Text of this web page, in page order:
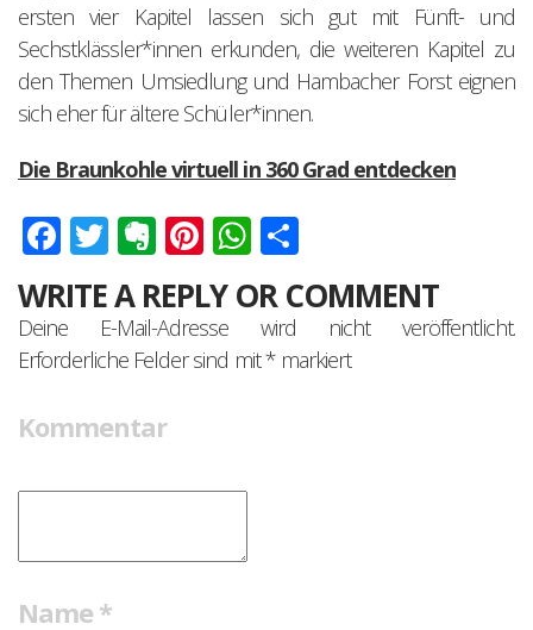
ersten vier Kapitel lassen sich gut mit Fünft- und
Sechstklässler*innen erkunden, die weiteren Kapitel zu
den Themen Umsiedlung und Hambacher Forst eignen
sich eher für ältere Schüler*innen.
Die Braunkohle virtuell in 360 Grad entdecken
Facebook
Twitter
Evernote
Pinterest
WhatsApp
WRITE A REPLY OR COMMENT
Deine E-Mail-Adresse wird nicht veröffentlicht.
Erforderliche Felder sind mit*markiert
Kommentar
Name *